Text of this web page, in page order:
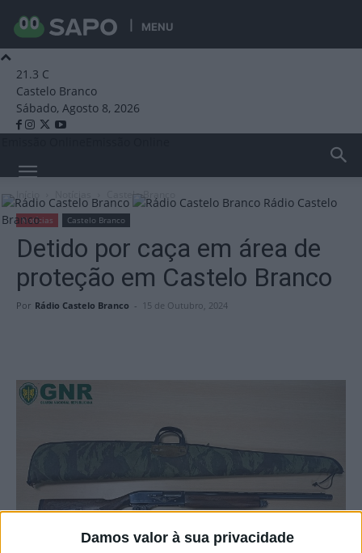
MENU
Damos valor à sua privacidade
21.3 C
Castelo Branco
Sábado, Agosto 8, 2026
Rádio Castelo
Branco
Castelo Branco
Notícias Castelo Branco
Detido por caça em área de
proteção em Castelo Branco
Por Rádio Castelo Branco - 15 de Outubro, 2024